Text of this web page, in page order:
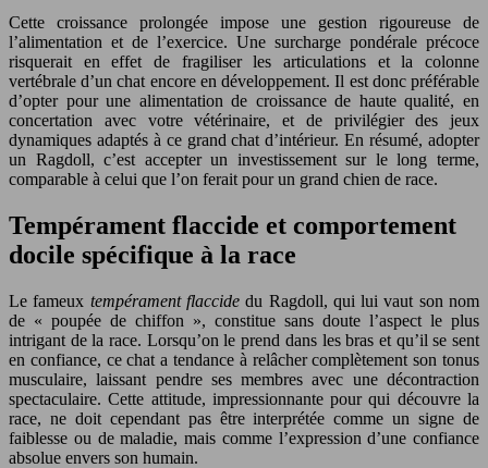
Cette croissance prolongée impose une gestion rigoureuse de
l’alimentation et de l’exercice. Une surcharge pondérale précoce
risquerait en effet de fragiliser les articulations et la colonne
vertébrale d’un chat encore en développement. Il est donc préférable
d’opter pour une alimentation de croissance de haute qualité, en
concertation avec votre vétérinaire, et de privilégier des jeux
dynamiques adaptés à ce grand chat d’intérieur. En résumé, adopter
un Ragdoll, c’est accepter un investissement sur le long terme,
comparable à celui que l’on ferait pour un grand chien de race.
Tempérament flaccide et comportement
docile spécifique à la race
Le fameux tempérament flaccidedu Ragdoll, qui lui vaut son nom
de « poupée de chiffon », constitue sans doute l’aspect le plus
intrigant de la race. Lorsqu’on le prend dans les bras et qu’il se sent
en confiance, ce chat a tendance à relâcher complètement son tonus
musculaire, laissant pendre ses membres avec une décontraction
spectaculaire. Cette attitude, impressionnante pour qui découvre la
race, ne doit cependant pas être interprétée comme un signe de
faiblesse ou de maladie, mais comme l’expression d’une confiance
absolue envers son humain.